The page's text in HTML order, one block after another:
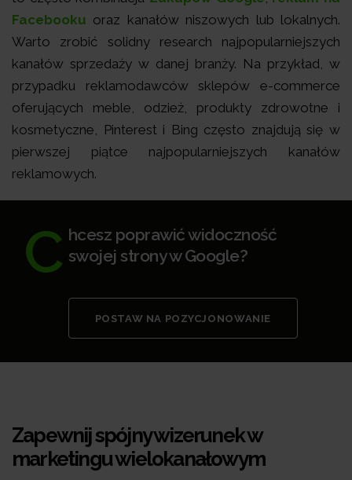
Facebooku oraz kanałów niszowych lub lokalnych.
Warto zrobić solidny research najpopularniejszych
kanałów sprzedaży w danej branży. Na przykład, w
przypadku reklamodawców sklepów e-commerce
oferujących meble, odzież, produkty zdrowotne i
kosmetyczne, Pinterest i Bing często znajdują się w
pierwszej piątce najpopularniejszych kanałów
reklamowych.
C hcesz poprawić widoczność
swojej strony w Google?
POSTAW NA POZYCJONOWANIE
Zapewnij spójny wizerunek w
marketingu wielokanałowym